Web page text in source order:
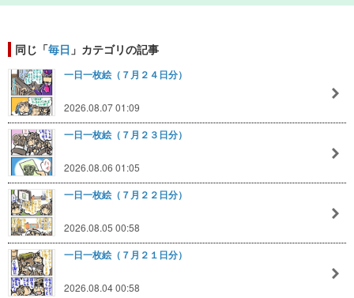
同じ「毎日 」カテゴリの記事
一日一枚絵（７月２４日分）
2026.08.07 01:09
一日一枚絵（７月２３日分）
2026.08.06 01:05
一日一枚絵（７月２２日分）
2026.08.05 00:58
一日一枚絵（７月２１日分）
2026.08.04 00:58